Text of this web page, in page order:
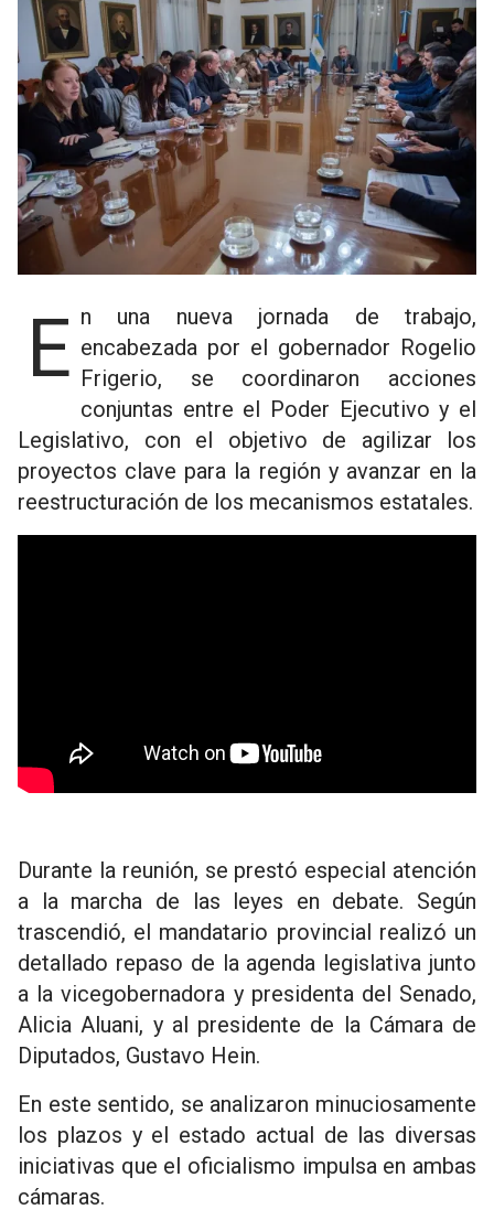
En una nueva jornada de trabajo, encabezada por el gobernador Rogelio
Frigerio, se coordinaron acciones
conjuntas entre el Poder Ejecutivo y el
Legislativo, con el objetivo de agilizar los
proyectos clave para la región y avanzar en la
reestructuración de los mecanismos estatales.
Durante la reunión, se prestó especial atención
a la marcha de las leyes en debate. Según
trascendió, el mandatario provincial realizó un
detallado repaso de la agenda legislativa junto
a la vicegobernadora y presidenta del Senado,
Alicia Aluani, y al presidente de la Cámara de
Diputados, Gustavo Hein.
En este sentido, se analizaron minuciosamente
los plazos y el estado actual de las diversas
iniciativas que el oficialismo impulsa en ambas
cámaras.